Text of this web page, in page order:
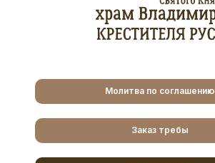
Молитва по соглашению
Заказ требы